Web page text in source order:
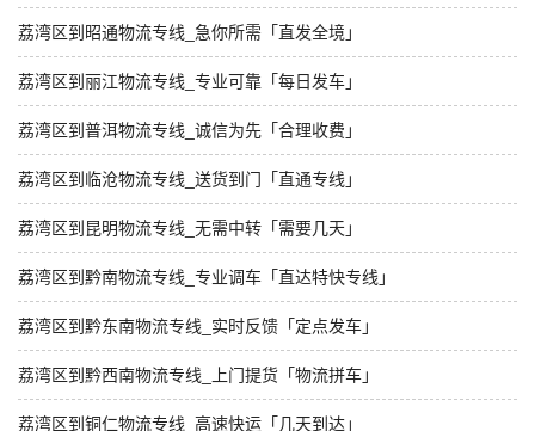
荔湾区到昭通物流专线_急你所需「直发全境」
荔湾区到丽江物流专线_专业可靠「每日发车」
荔湾区到普洱物流专线_诚信为先「合理收费」
荔湾区到临沧物流专线_送货到门「直通专线」
荔湾区到昆明物流专线_无需中转「需要几天」
荔湾区到黔南物流专线_专业调车「直达特快专线」
荔湾区到黔东南物流专线_实时反馈「定点发车」
荔湾区到黔西南物流专线_上门提货「物流拼车」
荔湾区到铜仁物流专线_高速快运「几天到达」